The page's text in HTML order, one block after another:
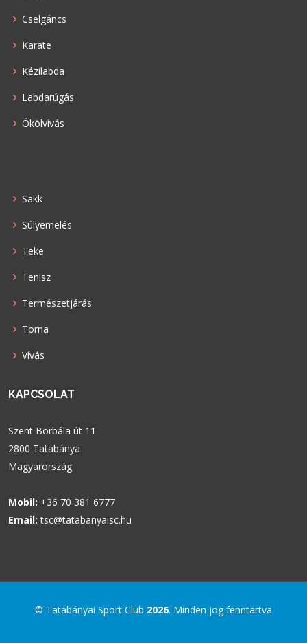
Cselgáncs
Karate
Kézilabda
Labdarúgás
Ökölvívás
Sakk
Súlyemelés
Teke
Tenisz
Természetjárás
Torna
Vívás
KAPCSOLAT
Szent Borbála út 11.
2800 Tatabánya
Magyarország
Mobil: +36 70 381 6777
Email: tsc@tatabanyaisc.hu
© Tatabányai Sport Club 2026. Minden jog fenntartva